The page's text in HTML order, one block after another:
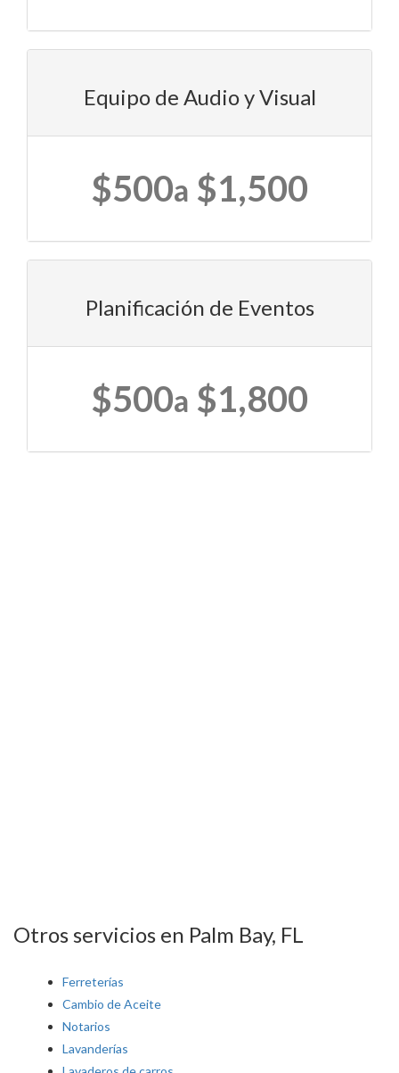
Equipo de Audio y Visual
$500a $1,500
Planificación de Eventos
$500a $1,800
Otros servicios en Palm Bay, FL
Ferreterías
Cambio de Aceite
Notarios
Lavanderías